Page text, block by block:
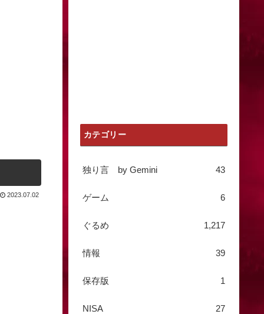
2023.07.02
カテゴリー
独り言 by Gemini 43
ゲーム 6
ぐるめ 1,217
情報 39
保存版 1
NISA 27